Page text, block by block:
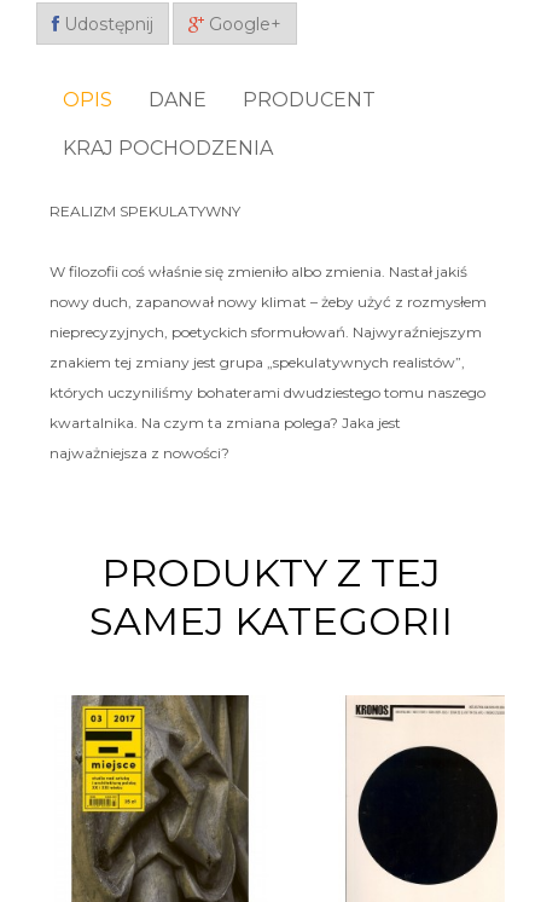
Udostępnij Google+
OPIS DANE PRODUCENT
KRAJ POCHODZENIA
REALIZM SPEKULATYWNY
W filozofii coś właśnie się zmieniło albo zmienia. Nastał jakiś
nowy duch, zapanował nowy klimat – żeby użyć z rozmysłem
nieprecyzyjnych, poetyckich sformułowań. Najwyraźniejszym
znakiem tej zmiany jest grupa „spekulatywnych realistów”,
których uczyniliśmy bohaterami dwudziestego tomu naszego
kwartalnika. Na czym ta zmiana polega? Jaka jest
najważniejsza z nowości?
PRODUKTY Z TEJ
SAMEJ KATEGORII